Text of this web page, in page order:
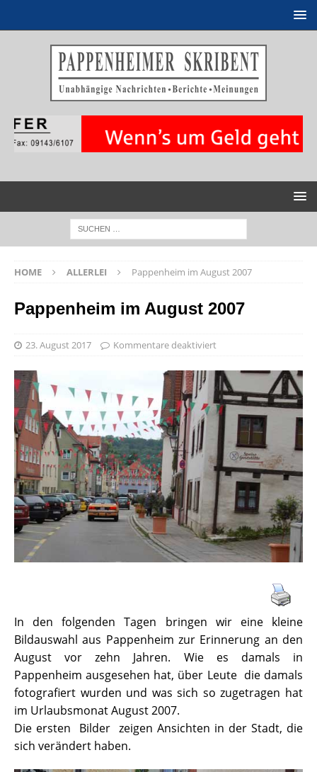
HOME ALLERLEI Pappenheim im August 2007
Pappenheim im August 2007
23. August 2017 Kommentare deaktiviert
In den folgenden Tagen bringen wir eine kleine
Bildauswahl aus Pappenheim zur Erinnerung an den
August vor zehn Jahren. Wie es damals in
Pappenheim ausgesehen hat, über Leute die damals
fotografiert wurden und was sich so zugetragen hat
im Urlaubsmonat August 2007.
Die ersten Bilder zeigen Ansichten in der Stadt, die
sich verändert haben.